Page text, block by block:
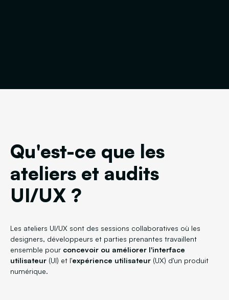
Qu'est-ce que les
ateliers et audits
UI/UX ?
Les ateliers UI/UX sont des sessions collaboratives où les
designers, développeurs et parties prenantes travaillent
ensemble pour concevoir ou améliorer l'interface
utilisateur (UI) et l'expérience utilisateur (UX) d'un produit
numérique.